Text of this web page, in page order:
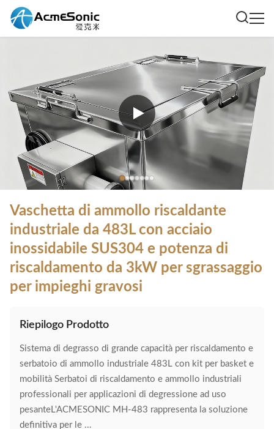
Vaschetta di ammollo riscaldante
industriale da 483L con acciaio
inossidabile SUS304 e potenza di
riscaldamento da 3kW per sgrassaggio
per impieghi gravosi
Riepilogo Prodotto
Sistema di degrasso di grande capacità per riscaldamento e
serbatoio di ammollo industriale 483L con kit per basket e
mobilità Serbatoi di riscaldamento e ammollo industriali
professionali per applicazioni di degressione ad uso
pesanteL'ACMESONIC MH-483 rappresenta la soluzione
definitiva per le ...